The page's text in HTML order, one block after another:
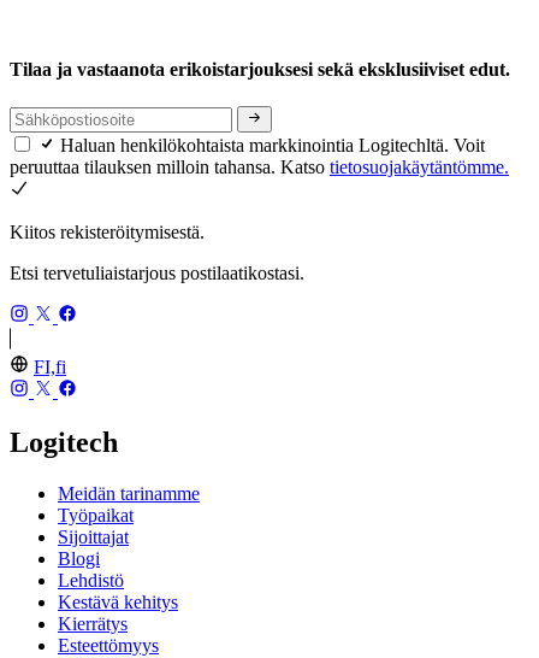
Tilaa ja vastaanota erikoistarjouksesi sekä eksklusiiviset edut.
Haluan henkilökohtaista markkinointia Logitechltä. Voit
peruuttaa tilauksen milloin tahansa. Katso tietosuojakäytäntömme.
Kiitos rekisteröitymisestä.
Etsi tervetuliaistarjous postilaatikostasi.
FI,fi
Logitech
Meidän tarinamme
Työpaikat
Sijoittajat
Blogi
Lehdistö
Kestävä kehitys
Kierrätys
Esteettömyys